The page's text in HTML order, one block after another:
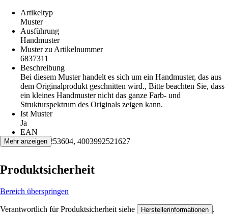
Artikeltyp
Muster
Ausführung
Handmuster
Muster zu Artikelnummer
6837311
Beschreibung
Bei diesem Muster handelt es sich um ein Handmuster, das aus
dem Originalprodukt geschnitten wird., Bitte beachten Sie, dass
ein kleines Handmuster nicht das ganze Farb- und
Strukturspektrum des Originals zeigen kann.
Ist Muster
Ja
EAN
2007007253604, 4003992521627
Mehr anzeigen
Produktsicherheit
Bereich überspringen
Verantwortlich für Produktsicherheit siehe Herstellerinformationen .